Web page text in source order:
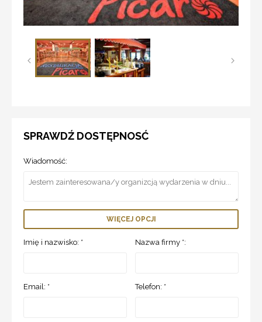
SPRAWDŹ DOSTĘPNOSĆ
Wiadomość:
WIĘCEJ OPCJI
Imię i nazwisko: * Nazwa firmy *:
Email: * Telefon: *